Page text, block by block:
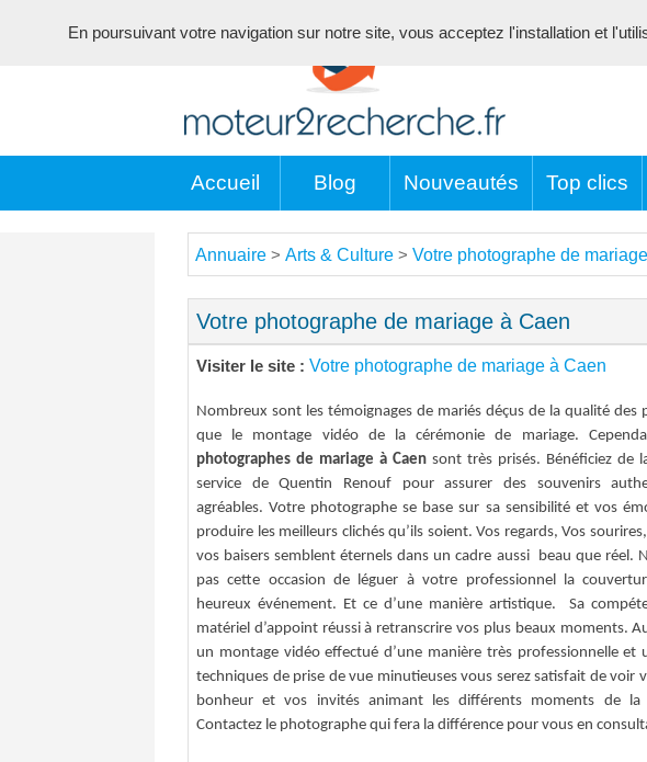
Accueil Blog Nouveautés Top clics
Annuaire > Arts & Culture > Votre photographe de
Votre photographe de mariage à Caen
Visiter le site : Votre photographe de mariage à Caen
Nombreux sont les témoignages de mariés déçus de la qualité des
que le montage vidéo de la cérémonie de mariage.
photographes de mariage à Caen sont très prisés. Bénéficiez de
service de Quentin Renouf pour assurer des souvenirs
agréables. Votre photographe se base sur sa sensibilité et vos
produire les meilleurs clichés qu’ils soient. Vos regards, Vos
vos baisers semblent éternels dans un cadre aussi beau que réel.
pas cette occasion de léguer à votre professionnel la
heureux événement. Et ce d’une manière artistique. Sa
matériel d’appoint réussi à retranscrire vos plus beaux moments.
un montage vidéo effectué d’une manière très professionnelle et
techniques de prise de vue minutieuses vous serez satisfait de voir
bonheur et vos invités animant les différents moments de la
Contactez le photographe qui fera la différence pour vous en
En poursuivant votre navigation sur notre site, vous acceptez l'installation et